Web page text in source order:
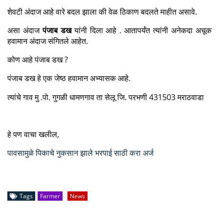
शेवटी अंदाज आहे वारे बदल झाला की वेळ ठिकाण बदलते माहीत असावे.
असा अंदाजपंजाब डखयांनी दिला आहे . आतापर्यंत त्यांनी अनेकदा अचूक
हवामान अंदाज संगितले आहेत.
कोण आहे पंजाब डख?
पंजाब डख हे एक जेष्ठ हवामान अभ्यासक आहे.
त्यांचे गाव मु .पो. गुगळी धामणगाव ता सेलू जि. परभणी431503मराठवाडा
हे पण वाचा खलील,
पावसामुळे पिकाचे नुकसान झाले भरपाई साठी करा अर्ज
Tags Farmer News